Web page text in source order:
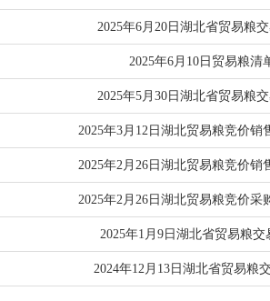
2025年6月20日湖北省贸易粮
2025年6月10日贸易粮清
2025年5月30日湖北省贸易粮
2025年3月12日湖北贸易粮竞价销
2025年2月26日湖北贸易粮竞价销
2025年2月26日湖北贸易粮竞价采
2025年1月9日湖北省贸易粮交
2024年12月13日湖北省贸易粮